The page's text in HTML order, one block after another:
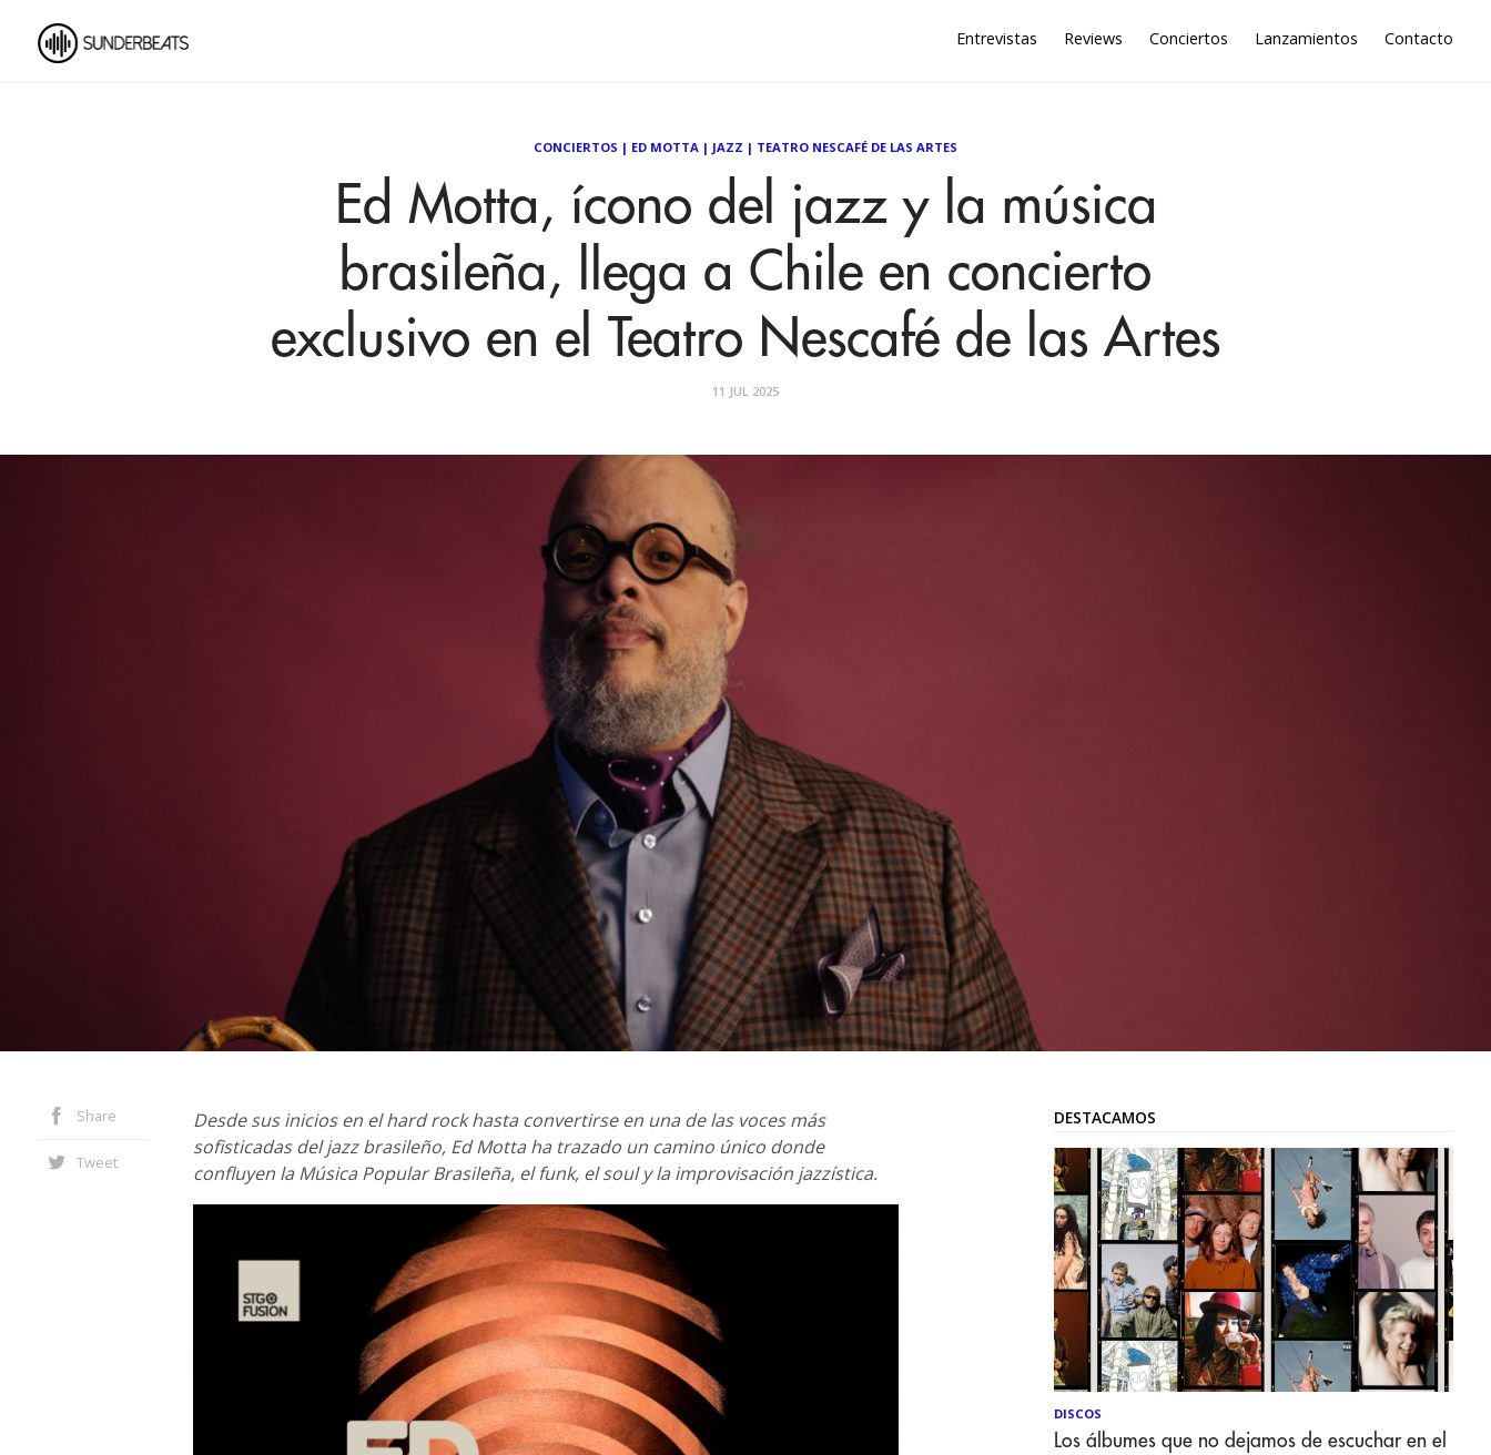
Entrevistas Reviews Conciertos Lanzamientos Contacto
CONCIERTOS | ED MOTTA | JAZZ | TEATRO NESCAFÉ DE LAS ARTES
Ed Motta, ícono del jazz y la música
brasileña, llega a Chile en concierto
exclusivo en el Teatro Nescafé de las Artes
11 JUL 2025
Share
Tweet
Desde sus inicios en el hard rock hasta convertirse en una de las voces más
sofisticadas del jazz brasileño, Ed Motta ha trazado un camino único donde
confluyen la Música Popular Brasileña, el funk, el soul y la improvisación jazzística.
DESTACAMOS
DISCOS
Los álbumes que no dejamos de escuchar en el